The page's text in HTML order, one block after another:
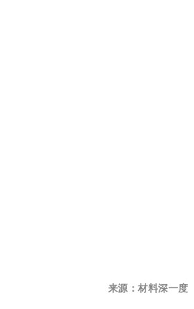
来源：材料深一度